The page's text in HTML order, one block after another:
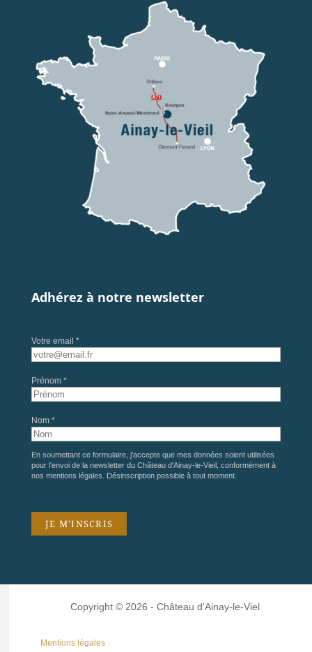
Adhérez à notre newsletter
Votre email *
Prénom *
Nom *
En soumettant ce formulaire, j'accepte que mes données soient utilisées
pour l'envoi de la newsletter du Château d'Ainay-le-Vieil, conformément à
nos mentions légales . Désinscription possible à tout moment.
Copyright © 2026 - Château d'Ainay-le-Viel
Mentions légales